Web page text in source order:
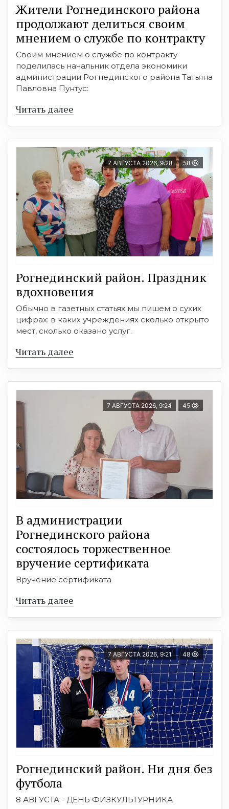
Жители Рогнединского района
продолжают делиться своим
мнением о службе по контракту
Своим мнением о службе по контракту
поделилась начальник отдела экономики
администрации Рогнединского района Татьяна
Павловна Пунтус:
Читать далее
7 АВГУСТА 2026, 9:28 58
Рогнединский район. Праздник
вдохновения
Обычно в газетных статьях мы пишем о сухих
цифрах: в каких учреждениях сколько открыто
мест, сколько оказано услуг.
Читать далее
7 АВГУСТА 2026, 9:24 45
В администрации
Рогнединского района
состоялось торжественное
вручение сертификата
Вручение сертификата
Читать далее
7 АВГУСТА 2026, 9:21 48
Рогнединский район. Ни дня без
футбола
8 АВГУСТА - ДЕНЬ ФИЗКУЛЬТУРНИКА